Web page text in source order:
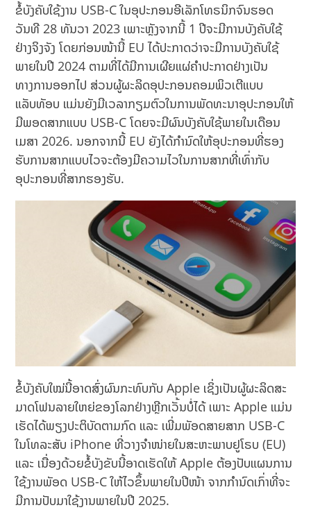
ຂໍ້ບັງຄັບໃຊ້ງານ USB-C ໃນອຸປະກອນອີເລັກໂທຣນິກຈົນຮອດ
ວັນທີ 28 ທັນວາ 2023 ເພາະຫຼັງຈາກນີ້ 1 ປີຈະມີການບັງຄັບໃຊ້
ຢ່າງຈິງຈັງ ໂດຍກ່ອນໜ້ານີ້ EU ໄດ້ປະກາດວ່າຈະມີການບັງຄັບໃຊ້
ພາຍໃນປີ 2024 ຕາມທີ່ໄດ້ມີການເຜີຍແຜ່ຄໍາປະກາດຢ່າງເປັນ
ທາງການອອກໄປ ສ່ວນຜູ້ຜະລິດອຸປະກອນຄອມພິວເຕີແບບ
ແລັບທັອບ ແມ່ນຍັງມີເວລາກຽມຕົວໃນການພັດທະນາອຸປະກອນໃຫ້
ມີພອດສາກແບບ USB-C ໂດຍຈະມີຜົນບັງຄັບໃຊ້ພາຍໃນເດືອນ
ເມສາ 2026. ນອກຈາກນີ້ EU ຍັງໄດ້ກຳນົດໃຫ້ອຸປະກອນທີ່ຮອງ
ຮັບການສາກແບບໄວຈະຕ້ອງມີຄວາມໄວໃນການສາກທີ່ເທົ່າກັບ
ອຸປະກອນທີ່ສາກຮອງຮັບ.
ຂໍ້ບັງຄັບໃໝ່ນີ້ອາດສົ່ງຜົນກະທົບກັບ Apple ເຊິ່ງເປັນຜູ້ຜະລິດສະ
ມາດໂຟນລາຍໃຫຍ່ຂອງໂລກຢ່າງຫຼີກເວັ້ນບໍ່ໄດ້ ເພາະ Apple ແມ່ນ
ເຮັດໄດ້ພຽງປະຕິບັດຕາມກົດ ແລະ ເພີ່ມພັອດສາຍສາກ USB-C
ໃນໂທລະສັບ iPhone ທີ່ວາງຈໍາໜ່າຍໃນສະຫະພາບຢູໂຣບ (EU)
ແລະ ເນື່ອງດ້ວຍຂໍ້ບັງຂັບນີ້ອາດເຮັດໃຫ້ Apple ຕ້ອງປັບແຜນການ
ໃຊ້ງານພັອດ USB-C ໃຫ້ໄວຂຶ້ນພາຍໃນປີໜ້າ ຈາກກຳນົດເກົ່າທີ່ຈະ
ມີການປັບມາໃຊ້ງານພາຍໃນປີ 2025.